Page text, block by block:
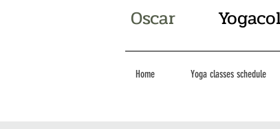
Oscar
Home Yoga classes schedule